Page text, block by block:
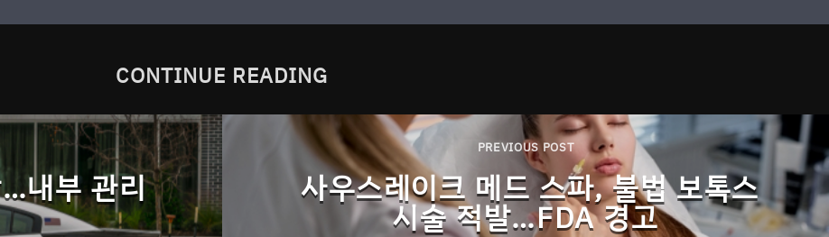
CONTINUE READING
내부 관리
PREVIOUS POST
사우스레이크 메드 스파, 불법 보톡스
시술 적발…FDA 경고